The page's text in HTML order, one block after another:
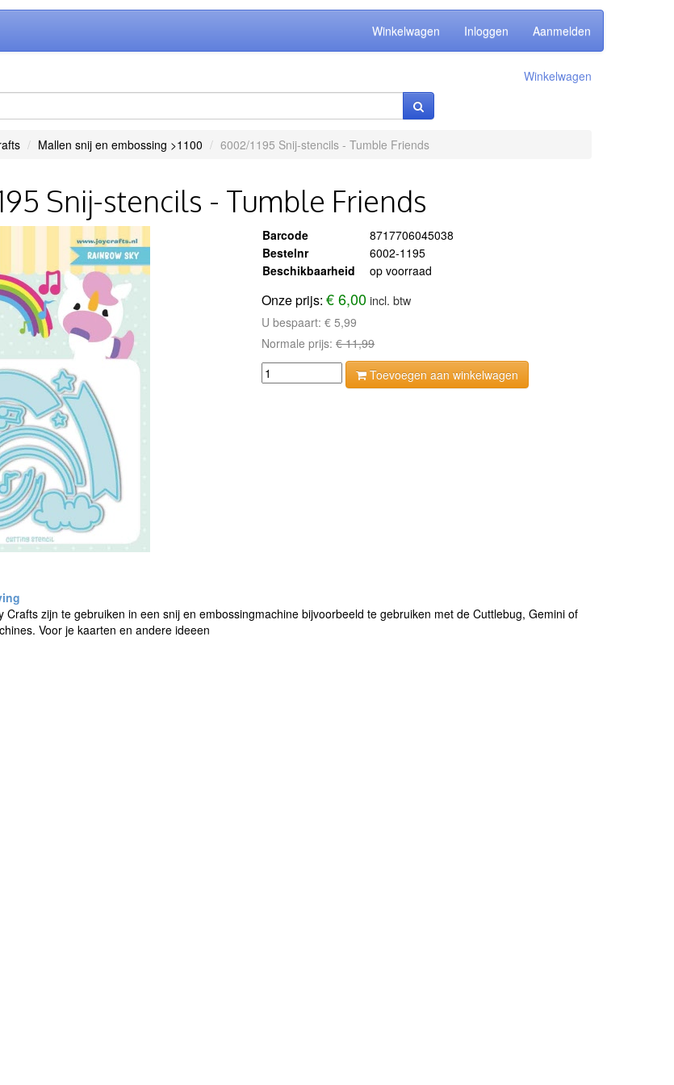
Winkelwagen Inloggen Aanmelden
Winkelwagen
Mallen snij en embossing >1100 6002/1195 Snij-stencils - Tumble Friends
Snij-stencils - Tumble Friends
Barcode
8717706045038
Bestelnr
6002-1195
Beschikbaarheid
op voorraad
Onze prijs:€ 6,00 incl. btw
U bespaart:€ 5,99
Normale prijs:€ 11,99
Toevoegen aan winkelwagen
Crafts zijn te gebruiken in een snij en embossingmachine bijvoorbeeld te gebruiken met de Cuttlebug, Gemini of
Voor je kaarten en andere ideeen